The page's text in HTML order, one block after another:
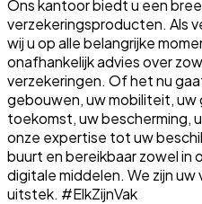
Ons kantoor biedt u een
verzekeringsproducten. Als
wij u op alle belangrijke
onafhankelijk advies over
verzekeringen. Of het nu
gebouwen, uw mobiliteit, uw
toekomst, uw bescherming,
onze expertise tot uw
buurt en bereikbaar zowel in
digitale middelen. We zijn
uitstek. #ElkZijnVak